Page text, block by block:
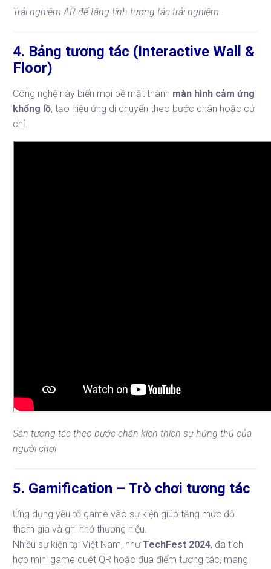
Trải nghiệm AR để tăng tính tương tác trải nghiệm
4. Bảng tương tác (Interactive Wall &
Floor)
Công nghệ này biến mọi bề mặt thành màn hình cảm ứng
khổng lồ, tạo hiệu ứng di chuyển theo bước chân hoặc cử
chỉ.
Sàn tương tác theo bước chân kích thích sự hứng thú của
người chơi
5. Gamification – Trò chơi tương tác
Ứng dụng yếu tố game vào sự kiện giúp tăng mức độ
tham gia và ghi nhớ thương hiệu.
Nhiều sự kiện tại Việt Nam, nhưTechFest 2024, đã tích
hợp mini game quét QR hoặc đua điểm tương tác, mang